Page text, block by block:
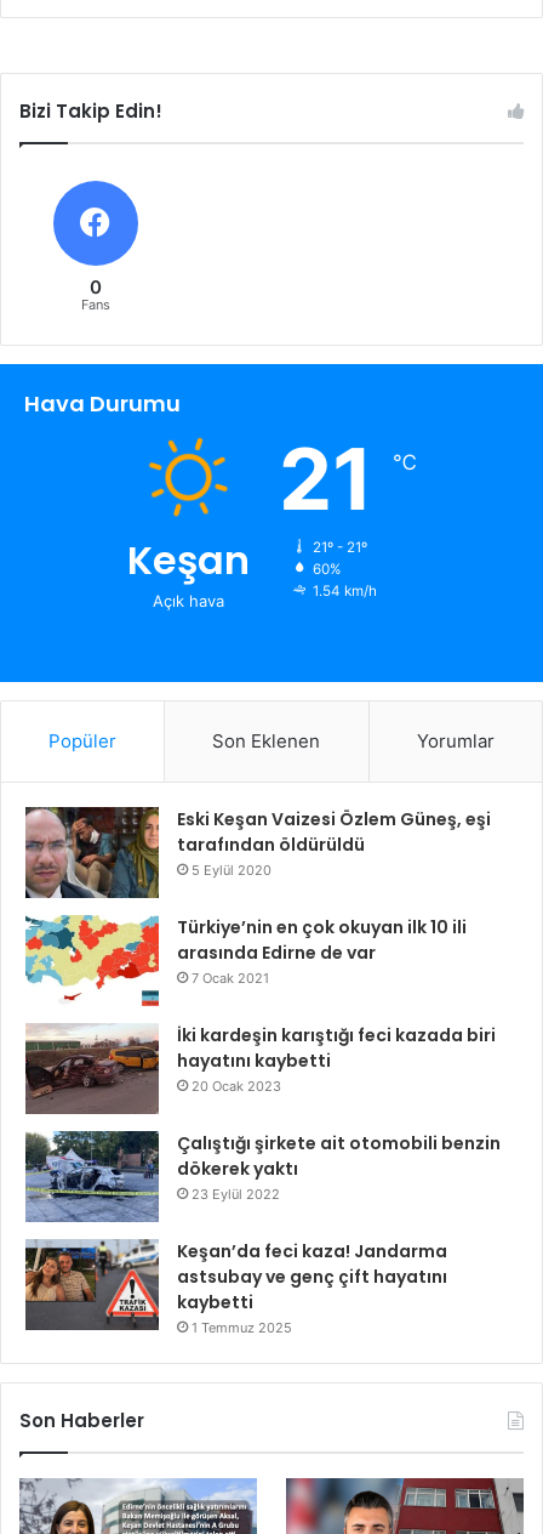
Bizi Takip Edin!
0
Fans
Hava Durumu
Keşan
Açık hava
21 ℃
21º - 21º
60%
1.54 km/h
Popüler Son Eklenen Yorumlar
Eski Keşan Vaizesi Özlem Güneş, eşi
tarafından öldürüldü
5 Eylül 2020
Türkiye’nin en çok okuyan ilk 10 ili
arasında Edirne de var
7 Ocak 2021
İki kardeşin karıştığı feci kazada biri
hayatını kaybetti
20 Ocak 2023
Çalıştığı şirkete ait otomobili benzin
dökerek yaktı
23 Eylül 2022
Keşan’da feci kaza! Jandarma
astsubay ve genç çift hayatını
kaybetti
1 Temmuz 2025
Son Haberler